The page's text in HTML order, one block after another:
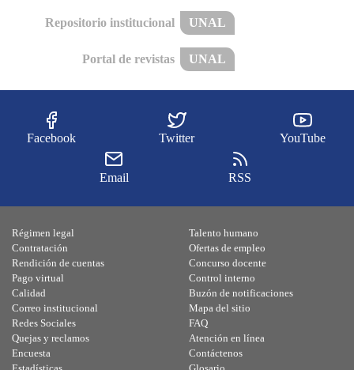
Repositorio institucional UNAL
Portal de revistas UNAL
Facebook Twitter YouTube
Email RSS
Régimen legal
Contratación
Rendición de cuentas
Pago virtual
Calidad
Talento humano
Ofertas de empleo
Concurso docente
Control interno
Buzón de notificaciones
Correo institucional
Redes Sociales
Quejas y reclamos
Encuesta
Mapa del sitio
FAQ
Atención en línea
Contáctenos